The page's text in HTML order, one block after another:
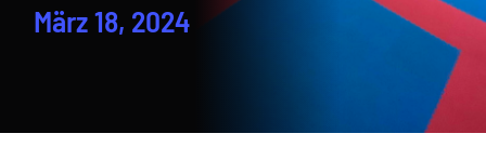
März 18, 2024